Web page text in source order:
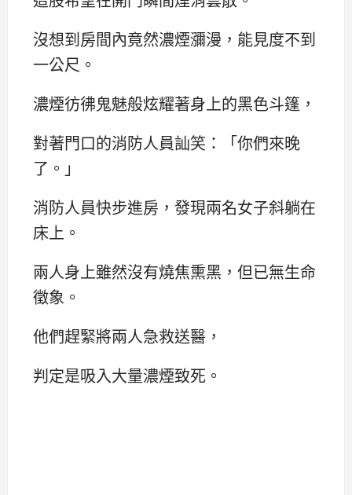
沒想到房間內竟然濃煙瀰漫，能見度不到
一公尺。
濃煙彷彿鬼魅般炫耀著身上的黑色斗篷，
對著門口的消防人員訕笑：「你們來晚
了。」
消防人員快步進房，發現兩名女子斜躺在
床上。
兩人身上雖然沒有燒焦熏黑，但已無生命
徵象。
他們趕緊將兩人急救送醫，
判定是吸入大量濃煙致死。